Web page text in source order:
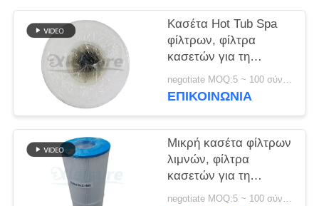
Κασέτα Hot Tub Spa
φίλτρων, φίλτρα
κασετών για τη
χαμηλή συντήρηση
Filbur fc-2392 SPA
negotiate MOQ:5 ~ 100 σύνολο
ΕΠΙΚΟΙΝΩΝΊΑ
Μικρή κασέτα φίλτρων
λιμνών, φίλτρα
κασετών για τη
χαμηλή συντήρηση
negotiate MOQ:5 ~ 100 σύνολο